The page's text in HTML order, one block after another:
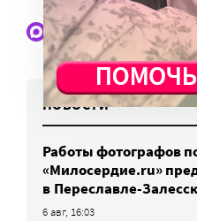
Наши статьи и
НОВОСТИ
Работы фотографов
«Милосердие.ru»
в Переславле-
6 авг, 16:03